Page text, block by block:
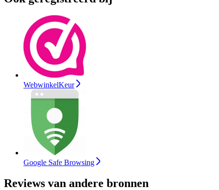
WebwinkelKeur
Google Safe Browsing
Reviews van andere bronnen